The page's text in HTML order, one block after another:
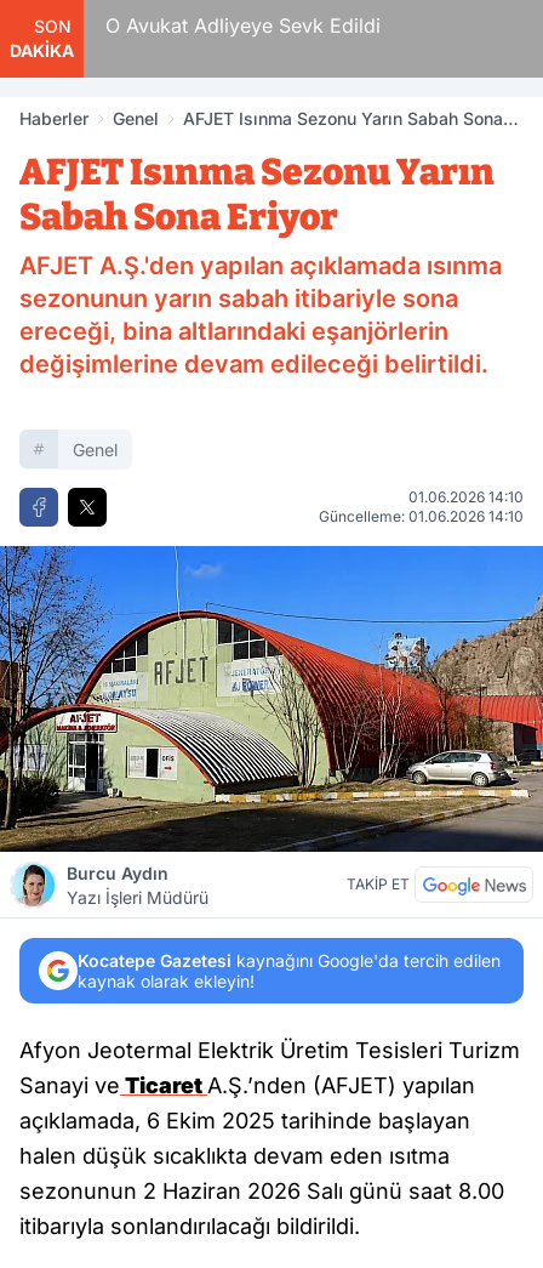
SON
DAKİKA
O Avukat Adliyeye Sevk Edildi
Haberler Genel
AFJET Isınma Sezonu Yarın Sabah Sona
AFJET Isınma Sezonu Yarın
Sabah Sona Eriyor
AFJET A.Ş.'den yapılan açıklamada ısınma
sezonunun yarın sabah itibariyle sona
ereceği, bina altlarındaki eşanjörlerin
değişimlerine devam edileceği belirtildi.
Genel
01.06.2026 14:10
Güncelleme: 01.06.2026 14:10
Burcu Aydın
Yazı İşleri Müdürü
TAKİP ET
Kocatepe Gazetesi kaynağını Google'da tercih edilen
kaynak olarak ekleyin!
Afyon Jeotermal Elektrik Üretim Tesisleri Turizm
Sanayi ve Ticaret A.Ş.’nden (AFJET) yapılan
açıklamada, 6 Ekim 2025 tarihinde başlayan
halen düşük sıcaklıkta devam eden ısıtma
sezonunun 2 Haziran 2026 Salı günü saat 8.00
itibarıyla sonlandırılacağı bildirildi.